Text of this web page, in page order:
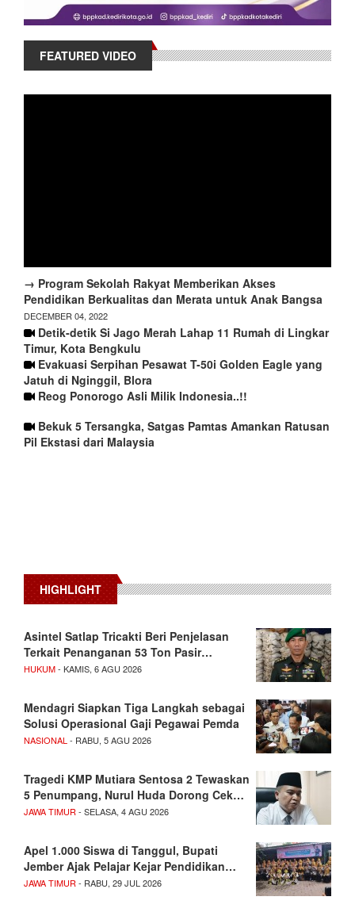
FEATURED VIDEO
→ Program Sekolah Rakyat Memberikan Akses
Pendidikan Berkualitas dan Merata untuk Anak Bangsa
DECEMBER 04, 2022
Detik-detik Si Jago Merah Lahap 11 Rumah di Lingkar
Timur, Kota Bengkulu
Evakuasi Serpihan Pesawat T-50i Golden Eagle yang
Jatuh di Nginggil, Blora
Reog Ponorogo Asli Milik Indonesia..!!
Bekuk 5 Tersangka, Satgas Pamtas Amankan Ratusan
Pil Ekstasi dari Malaysia
HIGHLIGHT
Asintel Satlap Tricakti Beri Penjelasan
Terkait Penanganan 53 Ton Pasir…
HUKUM- KAMIS, 6 AGU 2026
Mendagri Siapkan Tiga Langkah sebagai
Solusi Operasional Gaji Pegawai Pemda
NASIONAL - RABU, 5 AGU 2026
Tragedi KMP Mutiara Sentosa 2 Tewaskan
5 Penumpang, Nurul Huda Dorong Cek…
JAWA TIMUR - SELASA, 4 AGU 2026
Apel 1.000 Siswa di Tanggul, Bupati
Jember Ajak Pelajar Kejar Pendidikan…
JAWA TIMUR - RABU, 29 JUL 2026